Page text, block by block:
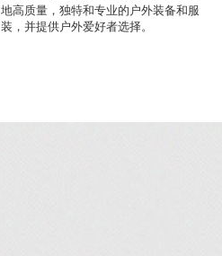
地高质量，独特和专业的户外装备和服
装，并提供户外爱好者选择。